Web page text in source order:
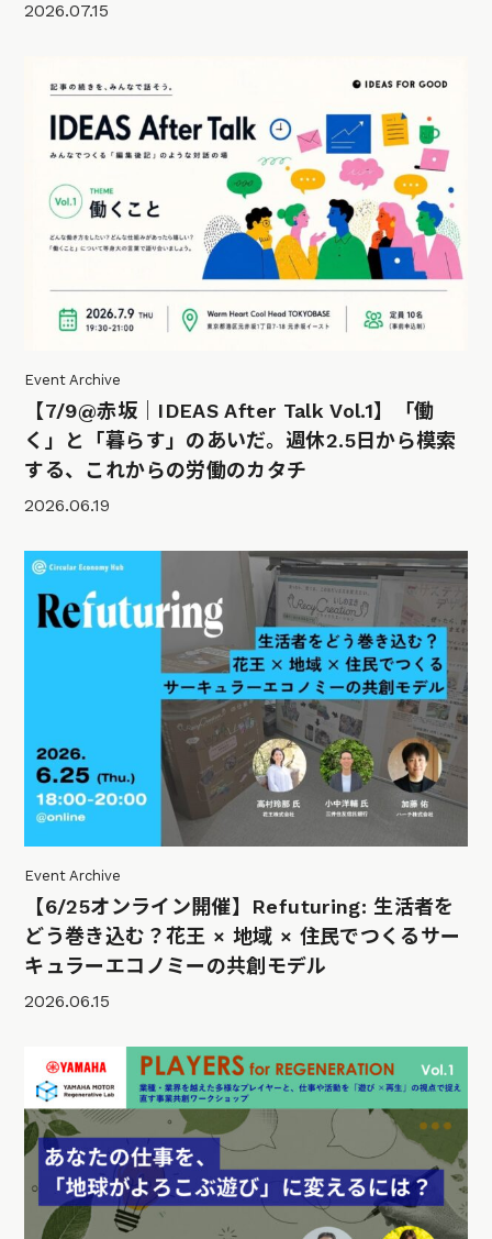
2026.07.15
Event Archive
【7/9@赤坂｜IDEAS After Talk Vol.1】「働
く」と「暮らす」のあいだ。週休2.5日から模索
する、これからの労働のカタチ
2026.06.19
Event Archive
【6/25オンライン開催】Refuturing: 生活者を
どう巻き込む？花王 × 地域 × 住民でつくるサー
キュラーエコノミーの共創モデル
2026.06.15